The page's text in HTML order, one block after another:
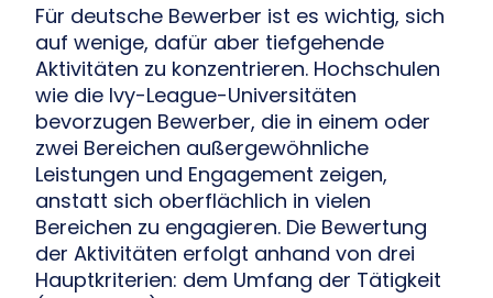
Für deutsche Bewerber ist es wichtig, sich
auf wenige, dafür aber tiefgehende
Aktivitäten zu konzentrieren. Hochschulen
wie die Ivy-League-Universitäten
bevorzugen Bewerber, die in einem oder
zwei Bereichen außergewöhnliche
Leistungen und Engagement zeigen,
anstatt sich oberflächlich in vielen
Bereichen zu engagieren. Die Bewertung
der Aktivitäten erfolgt anhand von drei
Hauptkriterien: dem Umfang der Tätigkeit